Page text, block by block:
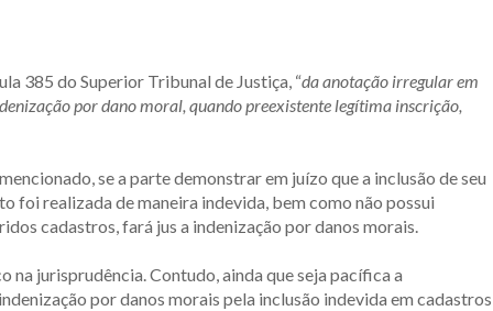
385 do Superior Tribunal de Justiça, “da anotação irregular em
por dano moral, quando preexistente legítima inscrição,
se a parte demonstrar em juízo que a inclusão de seu
foi realizada de maneira indevida, bem como não possui
cadastros, fará jus a indenização por danos morais.
na jurisprudência. Contudo, ainda que seja pacífica a
por danos morais pela inclusão indevida em cadastros